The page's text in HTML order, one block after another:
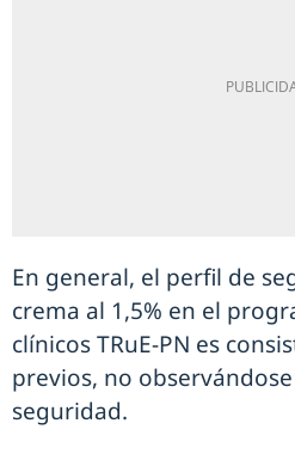
En general, el perfil de
crema al 1,5% en el
clínicos TRuE-PN es
previos, no
seguridad.